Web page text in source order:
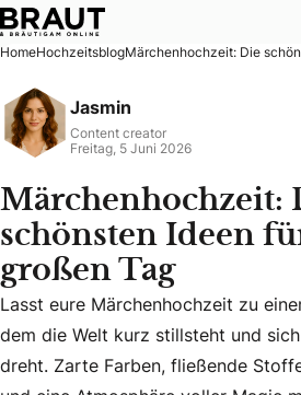
Märchenhochzeit: Die schönsten
HomeHochzeitsblogMärchenhochzeit: Die
Jasmin
Content creator
Freitag, 5 Juni 2026
Märchenhochzeit:
schönsten Ideen
großen Tag
Lasst eure Märchenhochzeit zu
Lasst eure Märchenhochzeit zu
dem die Welt kurz stillsteht und
dreht. Zarte Farben, fließende